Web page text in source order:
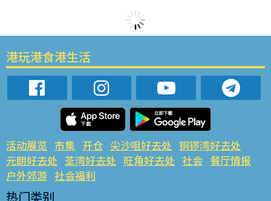
港玩港食港生活
活动展览 市集 开仓 尖沙咀好去处 铜锣湾好去处
元朗好去处 荃湾好去处 旺角好去处 社会 餐厅情报
户外郊游 社会福利
热门类别